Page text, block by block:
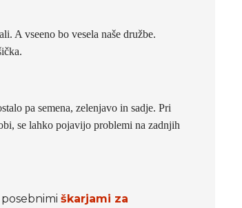
A vseeno bo vesela naše družbe.
pa semena, zelenjavo in sadje. Pri
se lahko pojavijo problemi na zadnjih
posebnimiškarjami za